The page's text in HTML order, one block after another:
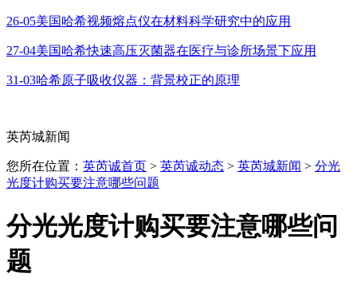
26-05美国哈希视频熔点仪在材料科学研究中的应用
27-04美国哈希快速高压灭菌器在医疗与诊所场景下应用
31-03哈希原子吸收仪器：背景校正的原理
英芮城新闻
您所在位置： 英芮诚首页 > 英芮诚动态 > 英芮城新闻 > 分光
光度计购买要注意哪些问题
分光光度计购买要注意哪些问
题